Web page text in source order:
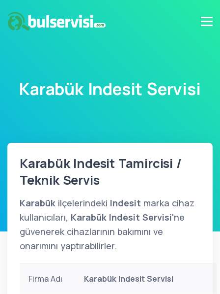
Karabük Indesit Servisi
Karabük Indesit Tamircisi /
Teknik Servis
Karabük ilçelerindeki Indesit marka cihaz
kullanıcıları, Karabük Indesit Servisi'ne
güvenerek cihazlarının bakımını ve
onarımını yaptırabilirler.
Firma Adı Karabük Indesit Servisi